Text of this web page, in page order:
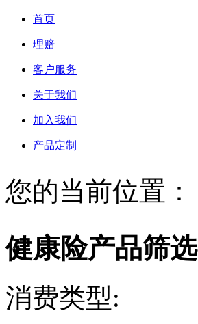
首页
理赔
客户服务
关于我们
加入我们
产品定制
您的当前位置：
健康险产品筛选
消费类型: